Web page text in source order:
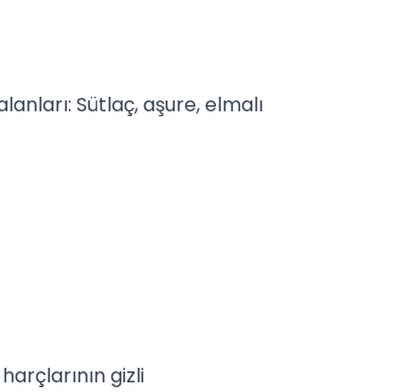
Sütlaç,aşure, elmalı
gizli